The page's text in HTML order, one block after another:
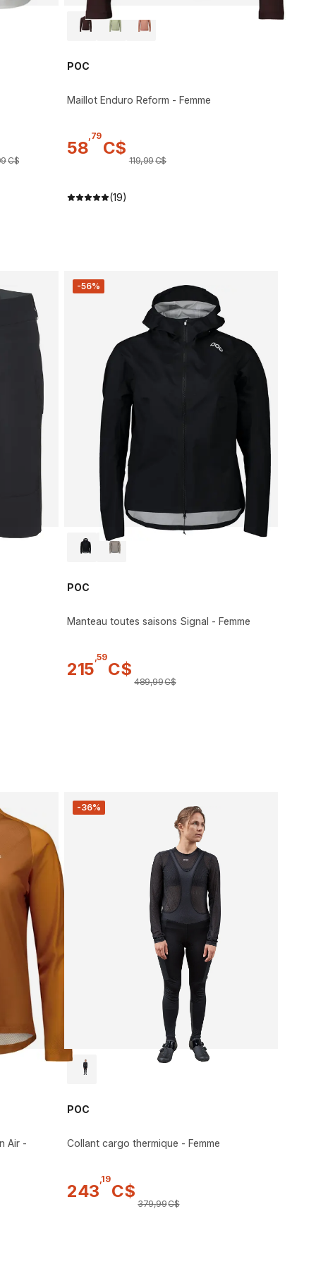
C$
POC
Maillot Enduro Reform - Femme
58
79
C$
119,99C$
(19)
-56%
POC
Manteau toutes saisons Signal - Femme
215
,59
C$
489,99C$
Air -
-36%
POC
Collant cargo thermique - Femme
243
,19
C$
379,99C$